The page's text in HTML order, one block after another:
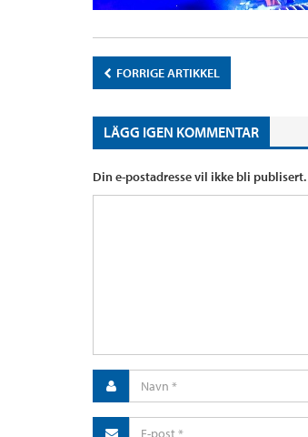
FORRIGE ARTIKKEL
LÄGG IGEN KOMMENTAR
Din e-postadresse vil ikke bli publisert.